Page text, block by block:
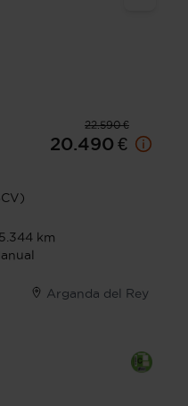
22.590 €
20.490 €
km
Arganda del Rey